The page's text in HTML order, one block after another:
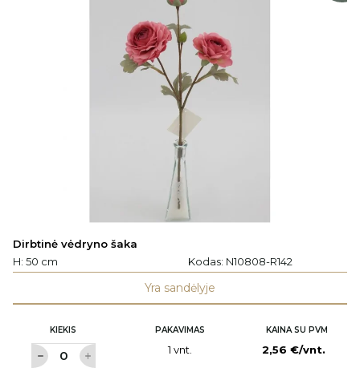
Dirbtinė vėdryno šaka
H: 50 cm
Kodas: N10808-R142
Yra sandėlyje
KIEKIS PAKAVIMAS KAINA SU PVM
1 vnt. 2,56 €/vnt.